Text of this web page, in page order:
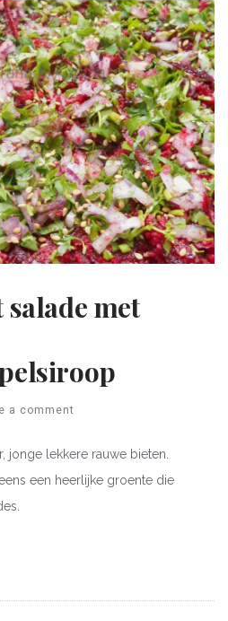
salade met
a comment
jonge lekkere rauwe bieten.
een heerlijke groente die